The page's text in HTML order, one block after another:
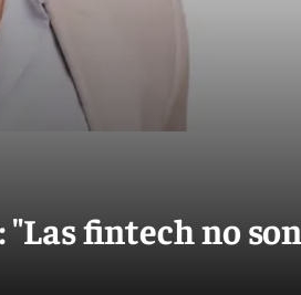
fintech no son